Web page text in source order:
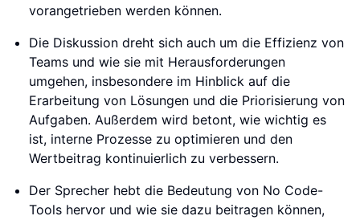
vorangetrieben werden können.
Die Diskussion dreht sich auch um die Effizienz von
Teams und wie sie mit Herausforderungen
umgehen, insbesondere im Hinblick auf die
Erarbeitung von Lösungen und die Priorisierung von
Aufgaben. Außerdem wird betont, wie wichtig es
ist, interne Prozesse zu optimieren und den
Wertbeitrag kontinuierlich zu verbessern.
Der Sprecher hebt die Bedeutung von No Code-
Tools hervor und wie sie dazu beitragen können,